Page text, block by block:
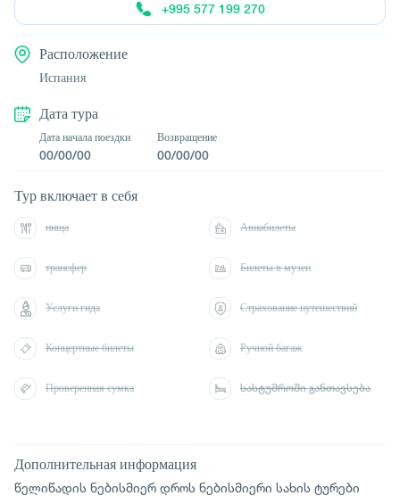
+995 577 199 270
Расположение
Испания
Дата тура
Дата начала поездки
00/00/00
Возвращение
00/00/00
Дополнительная информация
წელიწადის ნებისმიერ დროს ნებისმიერი სახის ტურები
Тур включает в себя
пища Авиабилеты
трансфер Билеты в музеи
Услуги гида Страхование путешествий
Концертные билеты Ручной багаж
Проверенная сумка სასტუმროში განთავსება